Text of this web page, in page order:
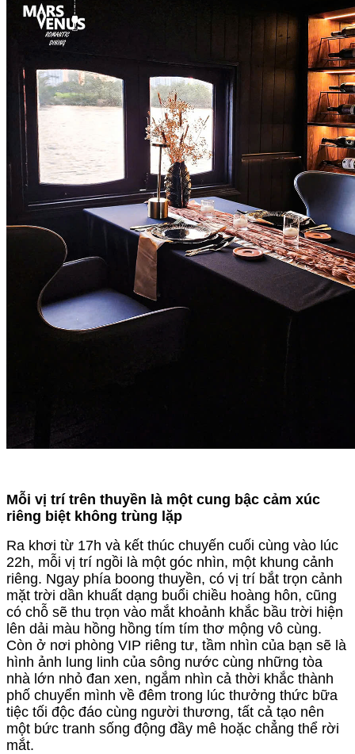
Mỗi vị trí trên thuyền là một cung bậc cảm xúc
riêng biệt không trùng lặp
Ra khơi từ 17h và kết thúc chuyến cuối cùng vào lúc
22h, mỗi vị trí ngồi là một góc nhìn, một khung cảnh
riêng. Ngay phía boong thuyền, có vị trí bắt trọn cảnh
mặt trời dần khuất dạng buổi chiều hoàng hôn, cũng
có chỗ sẽ thu trọn vào mắt khoảnh khắc bầu trời hiện
lên dải màu hồng hồng tím tím thơ mộng vô cùng.
Còn ở nơi phòng VIP riêng tư, tầm nhìn của bạn sẽ là
hình ảnh lung linh của sông nước cùng những tòa
nhà lớn nhỏ đan xen, ngắm nhìn cả thời khắc thành
phố chuyển mình về đêm trong lúc thưởng thức bữa
tiệc tối độc đáo cùng người thương, tất cả tạo nên
một bức tranh sống động đầy mê hoặc chẳng thể rời
mắt.